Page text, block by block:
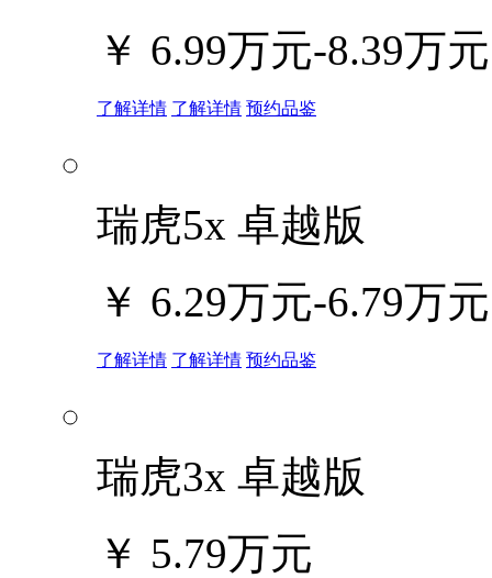
￥ 6.99万元-8.39万元
了解详情 了解详情 预约品鉴
瑞虎5x 卓越版
￥ 6.29万元-6.79万元
了解详情 了解详情 预约品鉴
瑞虎3x 卓越版
￥ 5.79万元